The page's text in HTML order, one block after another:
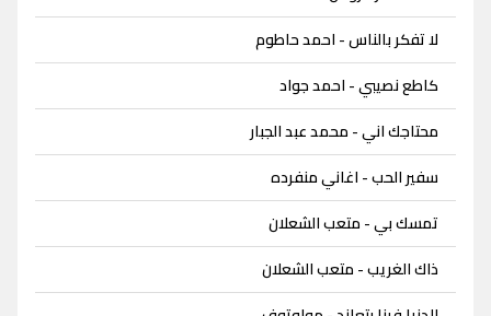
لا تفكر بالناس - احمد حاطوم
كاطع نصيبي - احمد جواد
محتاجك اني - محمد عبد الجبار
سفير الحب - اغاني منفرده
تمسك بي - متعب الشعلان
ذاك الغريب - متعب الشعلان